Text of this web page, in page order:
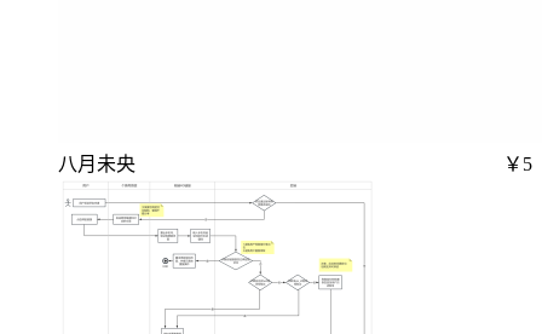
八月未央 ￥5